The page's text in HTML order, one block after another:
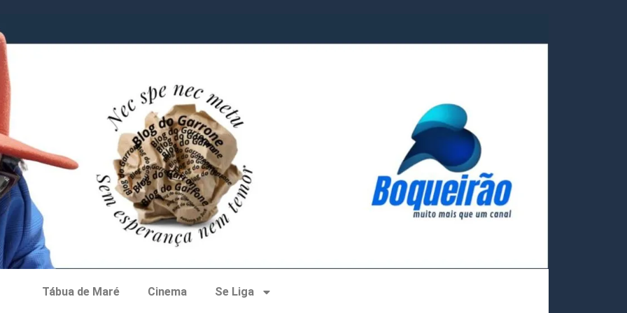
Tábua de Maré Cinema Se Liga